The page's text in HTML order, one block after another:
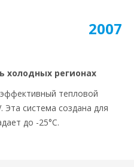
2007
холодных регионах
тепловой
Эта система создана для
до -25°C.